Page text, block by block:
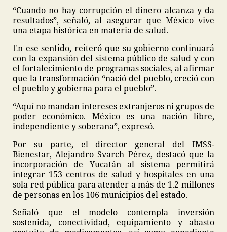
“Cuando no hay corrupción el dinero alcanza y da
resultados”, señaló, al asegurar que México vive
una etapa histórica en materia de salud.
En ese sentido, reiteró que su gobierno continuará
con la expansión del sistema público de salud y con
el fortalecimiento de programas sociales, al afirmar
que la transformación “nació del pueblo, creció con
el pueblo y gobierna para el pueblo”.
“Aquí no mandan intereses extranjeros ni grupos de
poder económico. México es una nación libre,
independiente y soberana”, expresó.
Por su parte, el director general del IMSS-
Bienestar, Alejandro Svarch Pérez, destacó que la
incorporación de Yucatán al sistema permitirá
integrar 153 centros de salud y hospitales en una
sola red pública para atender a más de 1.2 millones
de personas en los 106 municipios del estado.
Señaló que el modelo contempla inversión
sostenida, conectividad, equipamiento y abasto